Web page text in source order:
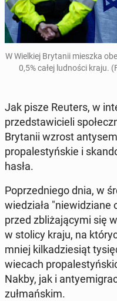
W Wiel­kiej Bry­ta­nii mieszka
0,5% całej lud­no­ści kraju.
Jak pisze Reuters, w
przed­sta­wi­cie­li
Bry­ta­nii wzrost
pro­pa­le­styń­skie i
hasła.
Po­przed­nie­go dnia, w
wie­dzia­ła "nie­wi­dzia­ne
przed zbli­ża­ją­cy­mi się
w stolicy kraju, na
mniej kil­ka­dzie­siąt
wiecach
Nakby, jak i
zuł­mań­skim.